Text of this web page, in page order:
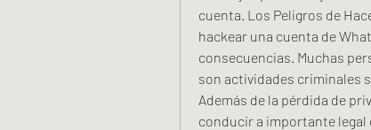
cuenta. Los Peligros de
hackear una cuenta de
consecuencias. Muchas
son actividades criminales
Además de la pérdida de
conducir a importante